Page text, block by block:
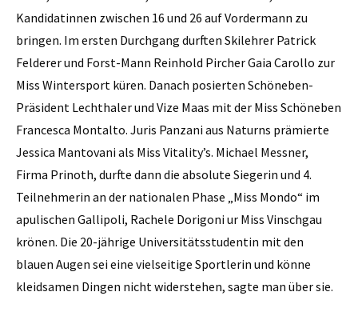
Kandidatinnen zwischen 16 und 26 auf Vordermann zu
bringen. Im ersten Durchgang durften Skilehrer Patrick
Felderer und Forst-Mann Reinhold Pircher Gaia Carollo zur
Miss Wintersport küren. Danach posierten Schöneben-
Präsident Lechthaler und Vize Maas mit der Miss Schöneben
Francesca Montalto. Juris Panzani aus Naturns prämierte
Jessica Mantovani als Miss Vitality’s. Michael Messner,
Firma Prinoth, durfte dann die absolute Siegerin und 4.
Teilnehmerin an der nationalen Phase „Miss Mondo“ im
apulischen Gallipoli, Rachele Dorigoni ur Miss Vinschgau
krönen. Die 20-jährige Universitätsstudentin mit den
blauen Augen sei eine vielseitige Sportlerin und könne
kleidsamen Dingen nicht widerstehen, sagte man über sie.